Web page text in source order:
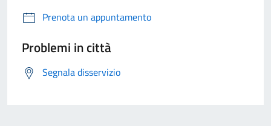
Prenota un appuntamento
Problemi in città
Segnala disservizio